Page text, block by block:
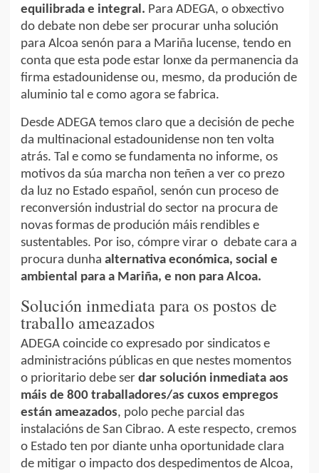
equilibrada e integral. Para ADEGA, o obxectivo
do debate non debe ser procurar unha solución
para Alcoa senón para a Mariña lucense, tendo en
conta que esta pode estar lonxe da permanencia da
firma estadounidense ou, mesmo, da produción de
aluminio tal e como agora se fabrica.
Desde ADEGA temos claro que a decisión de peche
da multinacional estadounidense non ten volta
atrás. Tal e como se fundamenta no informe, os
motivos da súa marcha non teñen a ver co prezo
da luz no Estado español, senón cun proceso de
reconversión industrial do sector na procura de
novas formas de produción máis rendibles e
sustentables. Por iso, cómpre virar o debate cara a
procura dunha alternativa económica, social e
ambiental para a Mariña, e non para Alcoa.
Solución inmediata para os postos de
traballo ameazados
ADEGA coincide co expresado por sindicatos e
administracións públicas en que nestes momentos
o prioritario debe ser dar solución inmediata aos
máis de 800 traballadores/as cuxos empregos
están ameazados, polo peche parcial das
instalacións de San Cibrao. A este respecto, cremos
o Estado ten por diante unha oportunidade clara
de mitigar o impacto dos despedimentos de Alcoa,